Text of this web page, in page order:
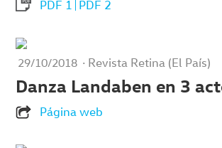
PDF 1 PDF 2
29/10/2018 · Revista Retina (El País)
Danza Landaben en 3
Página web